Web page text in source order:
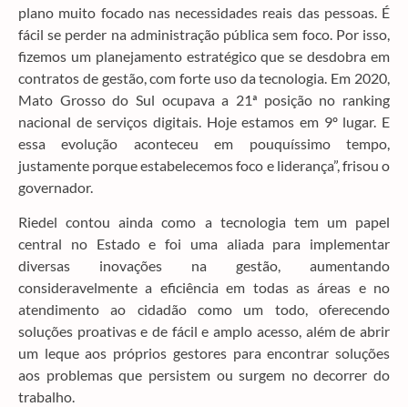
plano muito focado nas necessidades reais das pessoas. É
fácil se perder na administração pública sem foco. Por isso,
fizemos um planejamento estratégico que se desdobra em
contratos de gestão, com forte uso da tecnologia. Em 2020,
Mato Grosso do Sul ocupava a 21ª posição no ranking
nacional de serviços digitais. Hoje estamos em 9º lugar. E
essa evolução aconteceu em pouquíssimo tempo,
justamente porque estabelecemos foco e liderança”, frisou o
governador.
Riedel contou ainda como a tecnologia tem um papel
central no Estado e foi uma aliada para implementar
diversas inovações na gestão, aumentando
consideravelmente a eficiência em todas as áreas e no
atendimento ao cidadão como um todo, oferecendo
soluções proativas e de fácil e amplo acesso, além de abrir
um leque aos próprios gestores para encontrar soluções
aos problemas que persistem ou surgem no decorrer do
trabalho.